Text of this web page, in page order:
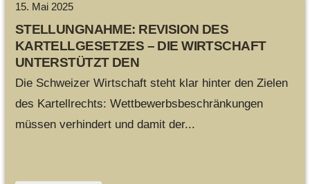
15. Mai 2025
STELLUNGNAHME: REVISION DES
KARTELLGESETZES – DIE WIRTSCHAFT
UNTERSTÜTZT DEN
KOMPROMISSVORSCHLAG DER MEHRHEIT
DER WAK-N
Die Schweizer Wirtschaft steht klar hinter den Zielen
des Kartellrechts: Wettbewerbsbeschränkungen
müssen verhindert und damit der...